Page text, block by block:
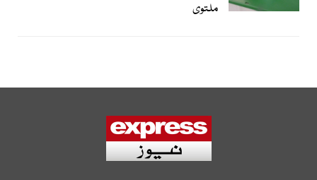
ملتوی